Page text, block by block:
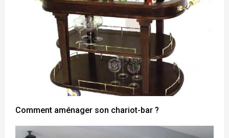
Comment aménager son chariot-bar ?